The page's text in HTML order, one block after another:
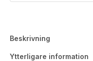
Beskrivning
Ytterligare information